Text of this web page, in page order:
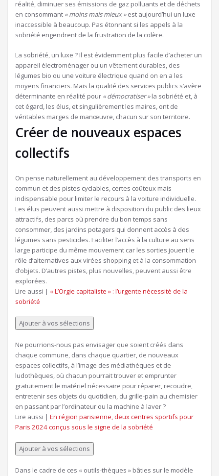
réalité, diminuer ses émissions de gaz polluants et de déchets
en consommant « moins mais mieux »est aujourd’hui un luxe
inaccessible à beaucoup. Pas étonnant si les appels à la
sobriété engendrent de la frustration de la colère.
La sobriété, un luxe ? Il est évidemment plus facile d’acheter un
appareil électroménager ou un vêtement durables, des
légumes bio ou une voiture électrique quand on en a les
moyens financiers. Mais la qualité des services publics s’avère
déterminante en réalité pour « démocratiser »la sobriété et, à
cet égard, les élus, et singulièrement les maires, ont de
véritables marges de manœuvre, chacun sur son territoire.
Créer de nouveaux espaces
collectifs
On pense naturellement au développement des transports en
commun et des pistes cyclables, certes coûteux mais
indispensable pour limiter le recours à la voiture individuelle.
Les élus peuvent aussi mettre à disposition du public des lieux
attractifs, des parcs où prendre du bon temps sans
consommer, des jardins potagers qui donnent accès à des
légumes sans pesticides. Faciliter l’accès à la culture au sens
large participe du même mouvement car les sorties jouent le
rôle d’alternatives aux virées shopping et à la consommation
d’objets. D’autres pistes, plus nouvelles, peuvent aussi être
explorées.
Lire aussi | Article
nos
abonnés
« L’Orgie capitaliste » : l’urgente nécessité de la
sobriété
Ajouter à vos sélections
Ne pourrions-nous pas envisager que soient créés dans
chaque commune, dans chaque quartier, de nouveaux
espaces collectifs, à l’image des médiathèques et de
ludothèques, où chacun pourrait trouver et emprunter
gratuitement le matériel nécessaire pour réparer, recoudre,
entretenir ses objets du quotidien, du grille-pain au chemisier
en passant par l’ordinateur ou la machine à laver ?
Lire aussi | Article
réservé
nos
abonnés
En région parisienne, deux centres sportifs pour
Paris 2024 conçus sous le signe de la sobriété
Ajouter à vos sélections
Dans le cadre de ces « outils-thèques » bâties sur le modèle